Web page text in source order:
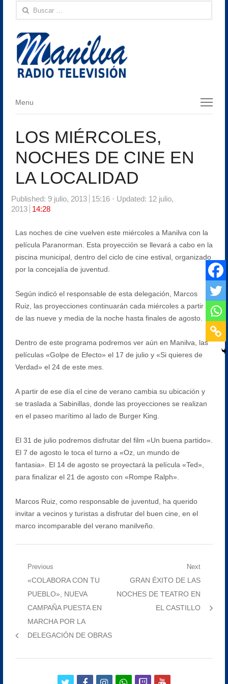
Buscar:
Menu
Menu
LOS MIÉRCOLES,
NOCHES DE CINE EN
LA LOCALIDAD
Published: 9 julio, 2013 15:16
Updated: 12 julio,
2013
14:28
Las noches de cine vuelven este miércoles a Manilva con la
película Paranorman. Esta proyección se llevará a cabo en la
piscina municipal, dentro del ciclo de cine estival, organizado
por la concejalía de juventud.
Según indicó el responsable de esta delegación, Marcos
Ruiz, las proyecciones continuarán cada miércoles a partir
de las nueve y media de la noche hasta finales de agosto.
Dentro de este programa podremos ver aún en Manilva, las
películas «Golpe de Efecto» el 17 de julio y «Si quieres de
Verdad» el 24 de este mes.
A partir de ese día el cine de verano cambia su ubicación y
se traslada a Sabinillas, donde las proyecciones se realizan
en el paseo marítimo al lado de Burger King.
El 31 de julio podremos disfrutar del film «Un buena partido».
El 7 de agosto le toca el turno a «Oz, un mundo de
fantasia». El 14 de agosto se proyectará la película «Ted»,
para finalizar el 21 de agosto con «Rompe Ralph».
Marcos Ruiz, como responsable de juventud, ha querido
invitar a vecinos y turistas a disfrutar del buen cine, en el
marco incomparable del verano manilveño.
Navegación
entradas
Previous
Previous
post:
«COLABORA CON TU
PUEBLO», NUEVA
CAMPAÑA PUESTA EN
MARCHA POR LA
DELEGACIÓN DE OBRAS
Next
Next
post:
GRAN ÉXITO DE LAS
NOCHES DE TEATRO EN
EL CASTILLO